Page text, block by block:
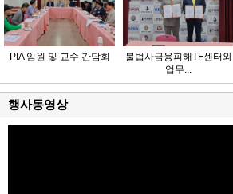
PIA 임원 및 교수 간담회
불법사금융피해TF센터와
업무...
행사동영상